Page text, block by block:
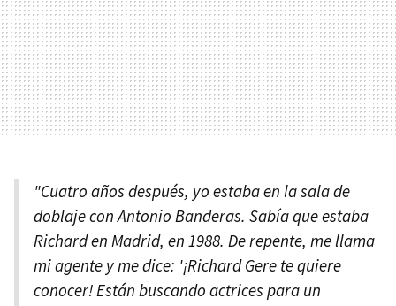
"Cuatro años después, yo estaba en la sala de
doblaje con Antonio Banderas. Sabía que estaba
Richard en Madrid, en 1988. De repente, me llama
mi agente y me dice: '¡Richard Gere te quiere
conocer! Están buscando actrices para un